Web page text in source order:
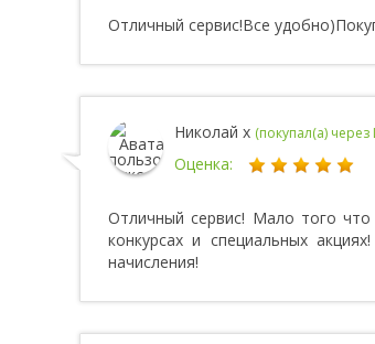
Отличный сервис!Все
Николай x (покупал(а) через
Оценка:
Отличный сервис! Мало того
конкурсах и специальных
начисления!